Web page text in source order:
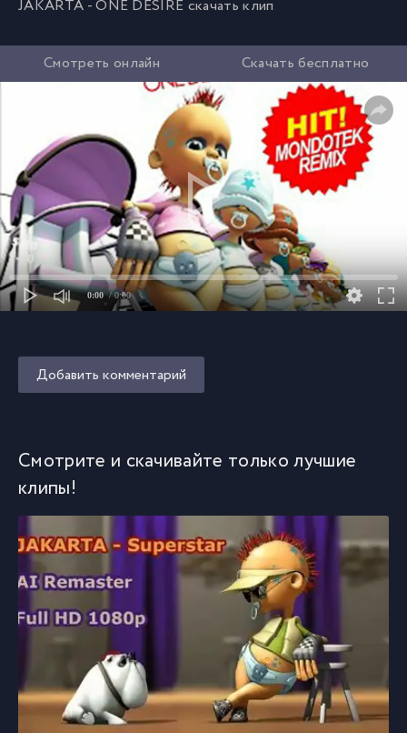
JAKARTA - ONE DESIRE скачать клип
Смотреть онлайн Скачать бесплатно
0:00 / 0:00
Добавить комментарий
Смотрите и скачивайте только лучшие
клипы!